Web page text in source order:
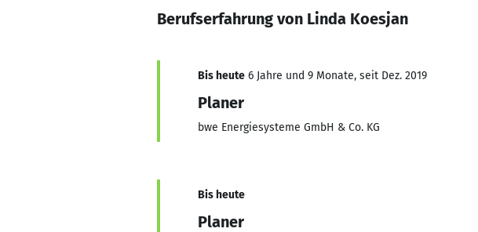
Berufserfahrung von Linda Koesjan
Bis heute 6 Jahre und 9 Monate, seit Dez. 2019
Planer
bwe Energiesysteme GmbH & Co. KG
Bis heute
Planer